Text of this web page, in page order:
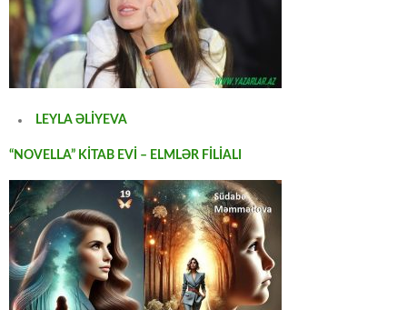
LEYLA ƏLİYEVA
“NOVELLA” KİTAB EVİ – ELMLƏR FİLİALI